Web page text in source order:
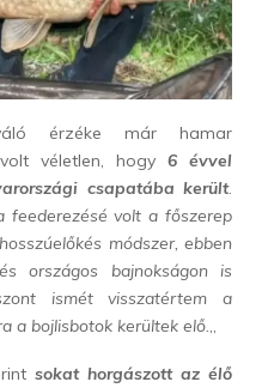
érzéke már hamar
véletlen, hogy 6 évvel
csapatába került.
feederezésé volt a főszerep
módszer, ebben
országos bajnokságon is
ismét visszatértem a
a bojlisbotok kerültek elő.„
sokat horgászott az élő